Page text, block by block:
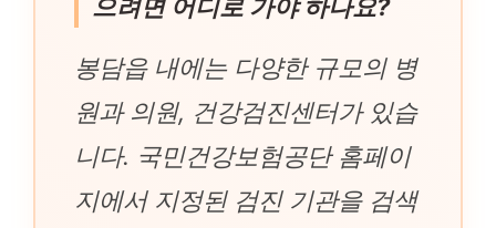
으려면 어디로 가야 하나요?
봉담읍 내에는 다양한 규모의 병
원과 의원, 건강검진센터가 있습
니다. 국민건강보험공단 홈페이
지에서 지정된 검진 기관을 검색